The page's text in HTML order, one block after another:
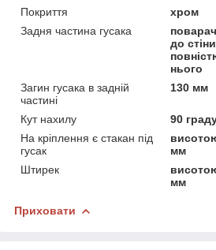
Покриття
хром
Задня частина гусака
до
нього
Загин гусака в задній
частині
130 мм
Кут нахилу
90
На кріплення є стакан під
гусак
мм
Штирек
мм
Приховати